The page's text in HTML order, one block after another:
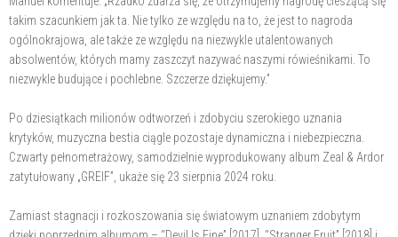
takim szacunkiem jak ta. Nie tylko ze względu na to, że jest to nagroda
ogólnokrajowa, ale także ze względu na niezwykle utalentowanych
absolwentów, których mamy zaszczyt nazywać naszymi rówieśnikami. To
niezwykle budujące i pochlebne. Szczerze dziękujemy.”
Po dziesiątkach milionów odtworzeń i zdobyciu szerokiego uznania
krytyków, muzyczna bestia ciągle pozostaje dynamiczna i niebezpieczna.
Czwarty pełnometrażowy, samodzielnie wyprodukowany album Zeal & Ardor
zatytułowany „GREIF”, ukaże się 23 sierpnia 2024 roku.
Zamiast stagnacji i rozkoszowania się światowym uznaniem zdobytym